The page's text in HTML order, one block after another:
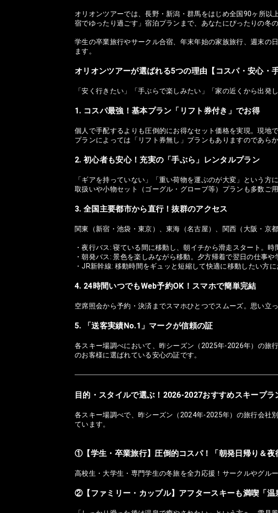
オリオンツアーでは、長野・新潟・群馬をはじめ全国90ヶ所
宿でゆったり過ごす」宿泊プランまで、あなたにぴったりの冬
学生の卒業旅行やサークル合宿、年末年始の家族旅行、週末の
ます。
オリオンツアーが選ばれる5つの理由【コスパ・安心・手
「安く行きたい」「手ぶらで楽しみたい」「家の近くから出
1. コスパ最強！基本プラン「リフト券付き」でお得
個人で手配するよりも圧倒的にお得なセット価格を実現。現地
プランによっては「リフト券無し」プランもありますのであら
2. 初心者も安心！充実の「手ぶら」レンタルプラン
「ギアを持っていない」「重い荷物を運ぶのが大変」という
取扱いや小物セット（ゴーグル・グローブ等）プランも多数ご用
3. 全国主要都市から直行！抜群のアクセス
関東（新宿・池袋・東京）、東海（名古屋）、関西（大阪・京
・夜行バス: 寝ている間に移動し、朝イチから滑走スタート。時
・朝発バス: 景色を楽しみながら移動。夕方帰着で翌日の仕事や
・JR新幹線: 移動時間をギュッと短縮して快適に移動したい方に
4. 24時間いつでもWeb予約OK！スマホで簡単完結
空席照会から予約・決済までスマホひとつでスムーズ。思い立
5. 「送客実績No.1」マークが信頼の証
各スキー場調べにおいて、昨シーズン（2025年-2026年）の旅
のお客様に選ばれている安心の証です。
目的・スタイルで選ぶ！2026-2027おすすめスキープラ
各スキー場調べで、昨シーズン（2024年-2025年）の旅行会社
ています。
①【学生・卒業旅行】圧倒的コスパ！「朝発日帰り＆夜
高校生・大学生・専門学生の冬旅を全力応援！サークルやグル
②【ファミリー・カップル】アフタースキーも満喫「温